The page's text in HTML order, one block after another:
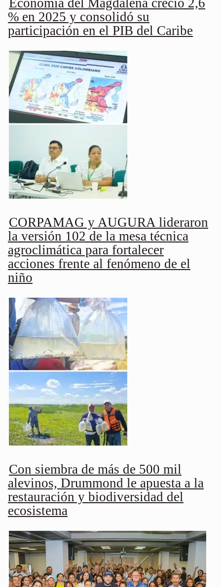
Economía del Magdalena creció 2,6
% en 2025 y consolidó su
participación en el PIB del Caribe
CORPAMAG y AUGURA lideraron
la versión 102 de la mesa técnica
agroclimática para fortalecer
acciones frente al fenómeno de el
niño
Con siembra de más de 500 mil
alevinos, Drummond le apuesta a la
restauración y biodiversidad del
ecosistema